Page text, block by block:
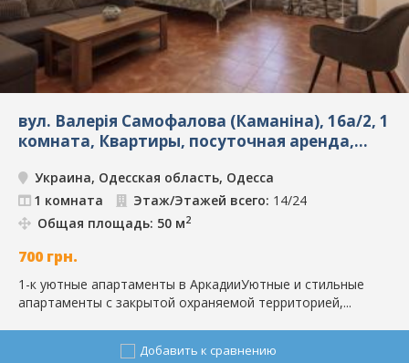
вул. Валерія Самофалова (Каманіна), 16а/2, 1
комната, Квартиры, посуточная аренда,
Украина, Одесская область, Одесса
1 комната
Этаж/Этажей всего: 14/24
Общая площадь: 50 м2
700 грн.
1-к уютные апартаменты в АркадииУютные и стильные
апартаменты с закрытой охраняемой территорией,...
Добавить к сравнению